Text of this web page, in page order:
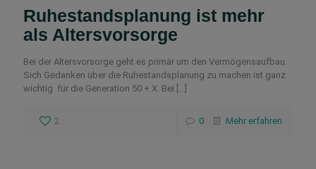
Ruhestandsplanung ist mehr
als Altersvorsorge
Bei der Altersvorsorge geht es primär um den Vermögensaufbau.
Sich Gedanken über die Ruhestandsplanung zu machen ist ganz
wichtig für die Generation 50 + X. Bei […]
2 0 Mehr erfahren